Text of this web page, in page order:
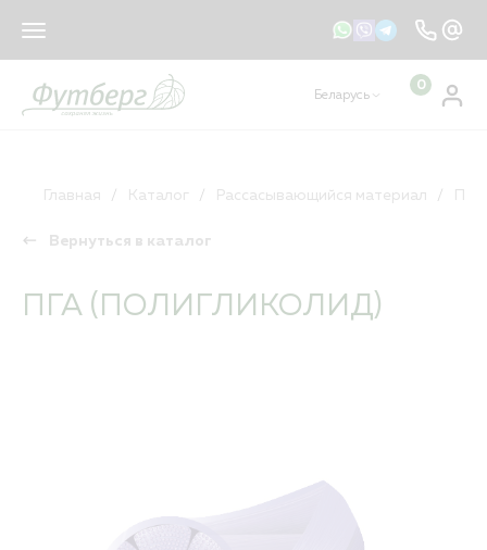
sales@footberg.by
Беларусь
0
Рассасывающийся материал
Главная Каталог Рассасывающийся материал
Вернуться в каталог
ПГА (ПОЛИГЛИКОЛИД)